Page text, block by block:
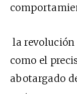
la revolución
como el
abotargado